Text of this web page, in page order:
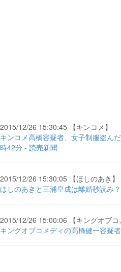
2015/12/26 15:30:45 【キンコメ】
キンコメ高橋容疑者、女子制服盗ん
時42分 - 読売新聞
2015/12/26 15:30:05 【ほしのあき】
ほしのあきと三浦皇成は離婚秒読み
2015/12/26 15:00:06 【キングオブコ
キングオブコメディの高橋健一容疑